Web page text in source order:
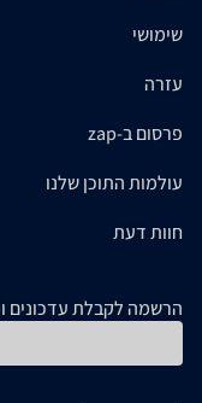
שימושי
עזרה
פרסום ב-zap
עולמות התוכן שלנו
חוות דעת
הרשמה לקבלת עדכונים